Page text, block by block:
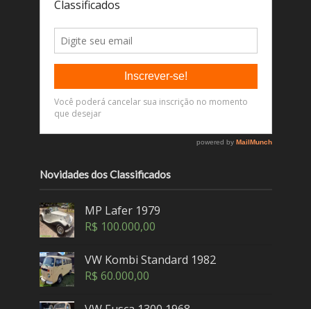
Novidades dos Classificados
MP Lafer 1979
R$ 100.000,00
VW Kombi Standard 1982
R$ 60.000,00